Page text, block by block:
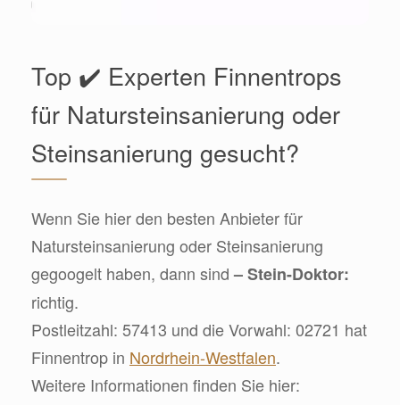
Top ✔️ Experten Finnentrops
für Natursteinsanierung oder
Steinsanierung gesucht?
Wenn Sie hier den besten Anbieter für
Natursteinsanierung oder Steinsanierung
gegoogelt haben, dann sind– Stein-Doktor:
richtig.
Postleitzahl: 57413 und die Vorwahl: 02721 hat
Finnentrop in Nordrhein-Westfalen.
Weitere Informationen finden Sie hier: